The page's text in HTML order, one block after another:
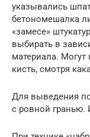
указывались
бетономешалка
«замесе»
выбирать в
материала. Могут
кисть, смотря
Для выведения
с ровной гранью.